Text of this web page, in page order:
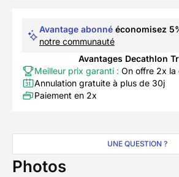
Avantage abonné économisez
notre communauté
Avantages Decathlon
Meilleur prix garanti : On offre 2x la
Annulation gratuite à plus de 30j
Paiement en 2x
UNE QUESTION ?
Photos